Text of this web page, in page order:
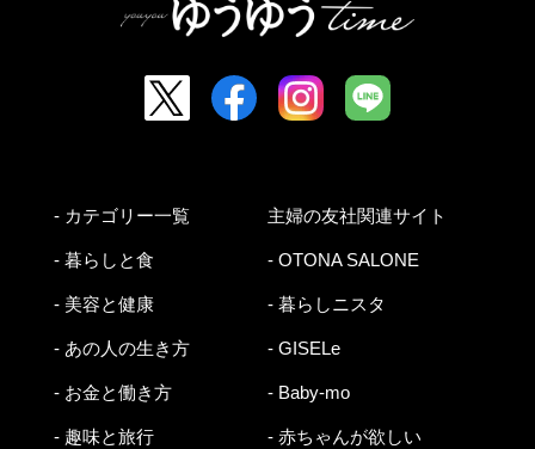
- カテゴリー一覧
- 暮らしと食
- 美容と健康
- あの人の生き方
- お金と働き方
- 趣味と旅行
主婦の友社関連サイト
- OTONA SALONE
- 暮らしニスタ
- GISELe
- Baby-mo
- 赤ちゃんが欲しい